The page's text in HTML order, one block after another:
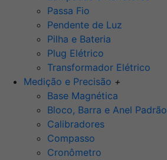
Passa Fio
Pendente de Luz
Pilha e Bateria
Plug Elétrico
Transformador Elétrico
Medição e Precisão +
Base Magnética
Bloco, Barra e Anel Padrão
Calibradores
Compasso
Cronômetro